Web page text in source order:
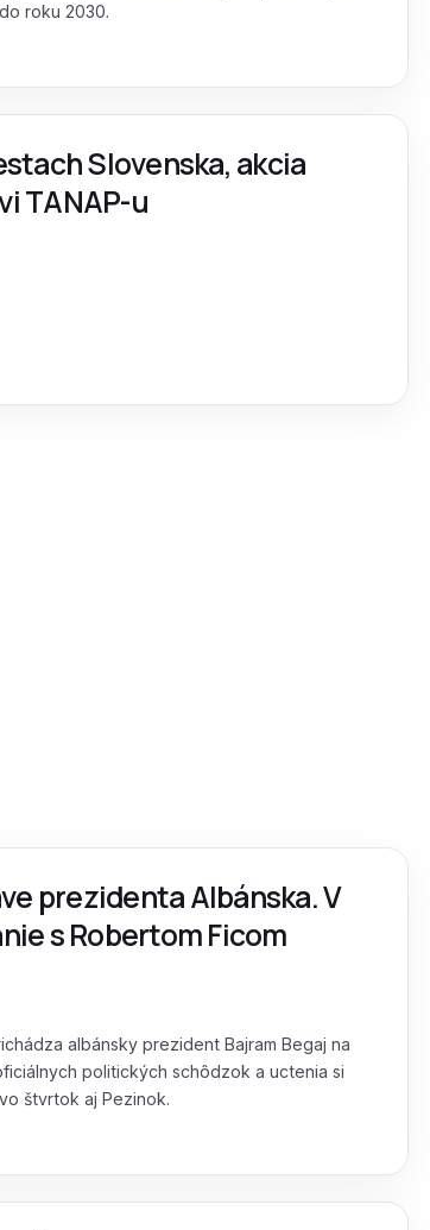
roku 2030.
Slovenska, akcia
TANAP-u
prezidenta Albánska. V
s Robertom Ficom
albánsky prezident Bajram Begaj na
politických schôdzok a uctenia si
štvrtok aj Pezinok.